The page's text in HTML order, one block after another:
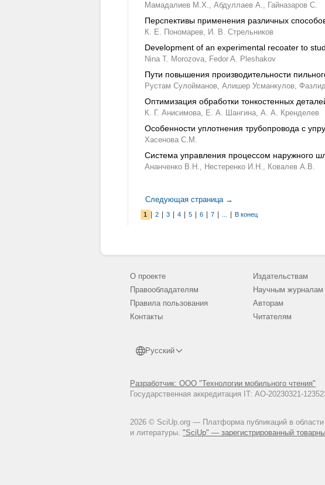
Мамадалиев М.Х., Абдуллаев А., Гайназаров С.
Перспективы применения различных
К. Е. Пономарев, И. В. Стрельников
Development of an experimental recoater to
Nina T. Morozova, Fedor A. Pleshakov
Пути повышения производительности
Рустам Сулойманов, Алишер Усманкулов,
Оптимизация обработки тонкостенных
К. Г. Анисимова, Е. А. Шангина, А. А. Кренделев
Особенности уплотнения трубопровода с
Хасенова С.М.
Система управления процессом наружного
Ананченко В.Н., Нестеренко И.Н., Ковалев А.В.
Следующая страница →
1 2 3 4 5 6 7 В конец
О проекте
Правообладателям
Правила пользования
Контакты
Русский
Разработчик: ООО "Технологии мобильного чтения"
Государственная аккредитация IT: АО-20230321-
2026 © SciUp.org — Платформа публикаций в области
и литературы. "SciUp" — зарегистрированный
Издательствам
Научным журналам
Авторам
Читателям